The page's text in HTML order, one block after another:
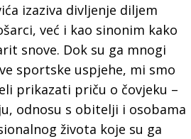
izaziva divljenje diljem
već i kao sinonim kako
snove. Dok su ga mnogi
sportske uspjehe, mi smo
prikazati priču o čovjeku –
odnosu s obitelji i osobama
života koje su ga